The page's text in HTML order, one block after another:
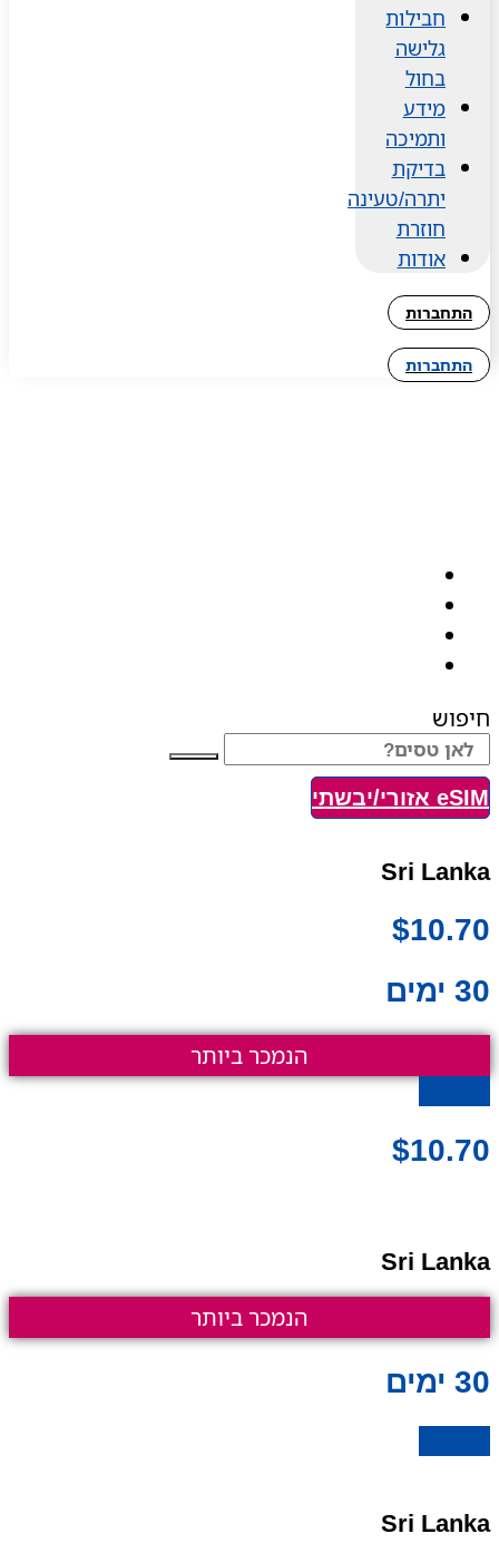
חבילות
גלישה
בחול
מידע
ותמיכה
בדיקת
יתרה/טעינה
חוזרת
אודות
התחברות
התחברות
חיפוש
eSIM אזורי/יבשתי
Sri Lanka
$10.70
30 ימים
הנמכר ביותר
$10.70
Sri Lanka
הנמכר ביותר
30 ימים
Sri Lanka